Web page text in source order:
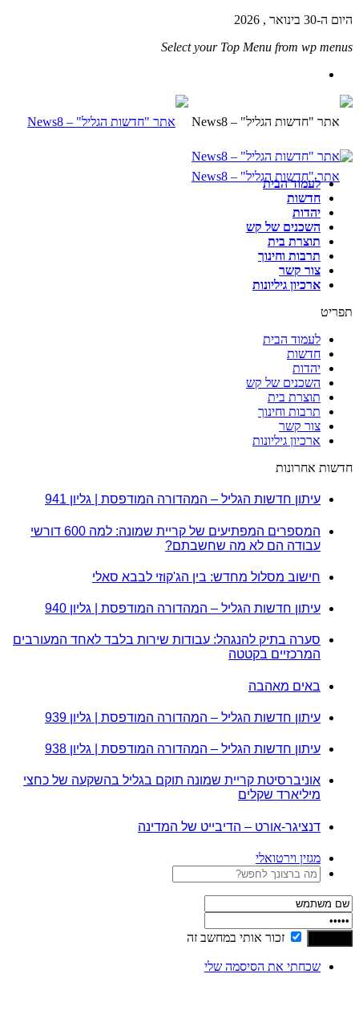
היום ה-30 בינואר , 2026
Select your Top Menu from wp menus
לעמוד הבית
חדשות
יהדות
השכנים של קש
תוצרת בית
תרבות וחינוך
צור קשר
ארכיון גיליונות
תפריט
לעמוד הבית
חדשות
יהדות
השכנים של קש
תוצרת בית
תרבות וחינוך
צור קשר
ארכיון גיליונות
חדשות אחרונות
עיתון חדשות הגליל – המהדורה המודפסת | גליון 941
המספרים המפתיעים של קריית שמונה: למה 600 דורשי
עבודה הם לא מה שחשבתם?
חישוב מסלול מחדש: בין הג'קוזי לבבא סאלי
עיתון חדשות הגליל – המהדורה המודפסת | גליון 940
סערה בתיק להנגהל: עבודות שירות בלבד לאחד המעורבים
המרכזיים בקטטה
באים מאהבה
עיתון חדשות הגליל – המהדורה המודפסת | גליון 939
עיתון חדשות הגליל – המהדורה המודפסת | גליון 938
אוניברסיטת קריית שמונה תוקם בגליל בהשקעה של כחצי
מיליארד שקלים
דנציגר-אורט – הדיבייט של המדינה
מגזין וירטואלי
זכור אותי במחשב זה
שכחתי את הסיסמה שלי